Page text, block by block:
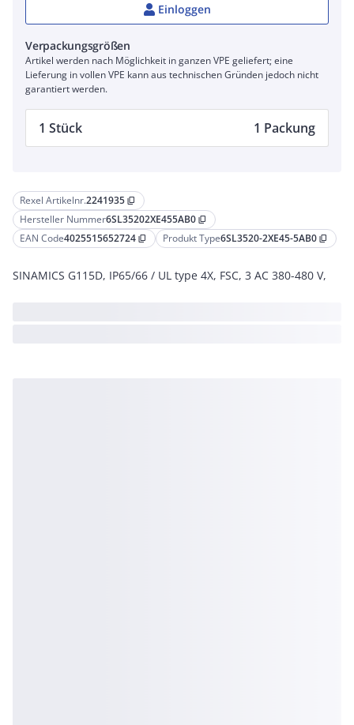
Rexel Artikelnr.2241935 content_copy
Hersteller Nummer6SL35202XE455AB0 content_copy
EAN Code4025515652724 content_copy Produkt Type6SL3520-2XE45-5AB0 content_copy
SINAMICS G115D, IP65/66 / UL type 4X, FSC, 3 AC 380-480 V,
Einloggen
Verpackungsgrößen
Artikel werden nach Möglichkeit in ganzen VPE geliefert; eine
Lieferung in vollen VPE kann aus technischen Gründen jedoch nicht
garantiert werden.
1 Stück 1 Packung